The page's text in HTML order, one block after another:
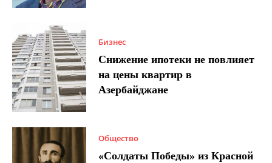
Бизнес
Снижение ипотеки не повлияет
на цены квартир в
Азербайджане
Общество
«Солдаты Победы» из Красной